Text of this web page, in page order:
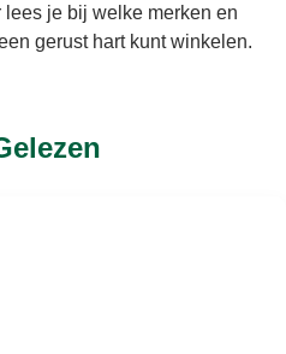
je bij welke merken en
gerust hart kunt winkelen.